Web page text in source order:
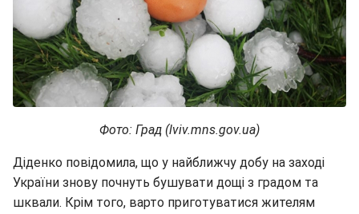
Фото: Град (lviv.mns.gov.ua)
Діденко повідомила, що у найближчу добу на заході
України знову почнуть бушувати дощі з градом та
шквали. Крім того, варто приготуватися жителям